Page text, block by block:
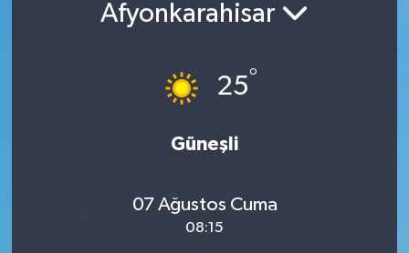
Afyonkarahisar
25°
Güneşli
07 Ağustos Cuma
08:15